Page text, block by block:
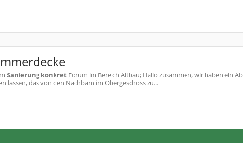
Sanierung konkret Forum im Bereich Altbau; Hallo zusammen, wir haben ein
lassen, das von den Nachbarn im Obergeschoss zu...